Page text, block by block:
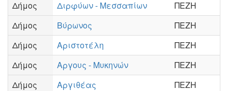
Δήμος
Διρφύων - Μεσσαπίων
ΠΕΖΗ
Δήμος
Βύρωνος
ΠΕΖΗ
Δήμος
Αριστοτέλη
ΠΕΖΗ
Δήμος
Αργους - Μυκηνών
ΠΕΖΗ
Δήμος
Αργιθέας
ΠΕΖΗ